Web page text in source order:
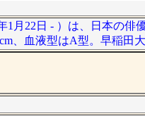
1月22日 - ）は、日本の
、血液型はA型。早稲田